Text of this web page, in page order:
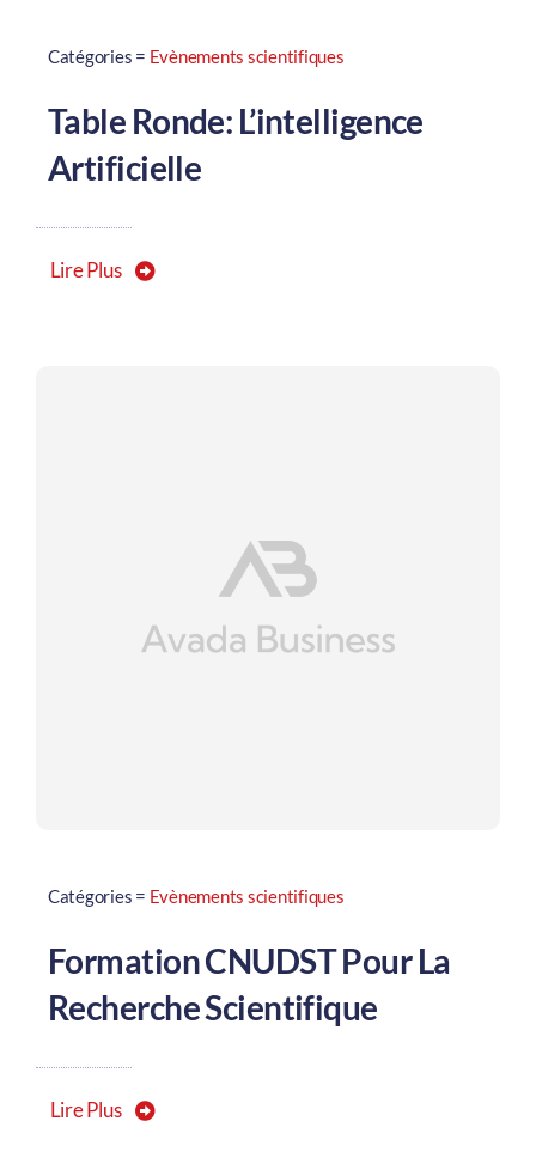
Catégories = Evènements scientifiques
Table Ronde: L’intelligence
Artificielle
Lire Plus
Catégories = Evènements scientifiques
Formation CNUDST Pour La
Recherche Scientifique
Lire Plus